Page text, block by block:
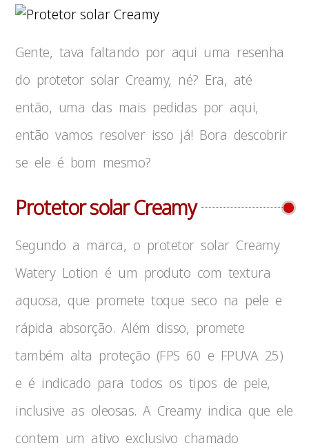
Gente, tava faltando por aqui uma resenha
do protetor solar Creamy, né? Era, até
então, uma das mais pedidas por aqui,
então vamos resolver isso já! Bora descobrir
se ele é bom mesmo?
Protetor solar Creamy
Segundo a marca, o protetor solar Creamy
Watery Lotion é um produto com textura
aquosa, que promete toque seco na pele e
rápida absorção. Além disso, promete
também alta proteção (FPS 60 e FPUVA 25)
e é indicado para todos os tipos de pele,
inclusive as oleosas. A Creamy indica que ele
contem um ativo exclusivo chamado